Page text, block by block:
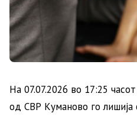
На 07.07.2026 во 17:25
од СВР Куманово го